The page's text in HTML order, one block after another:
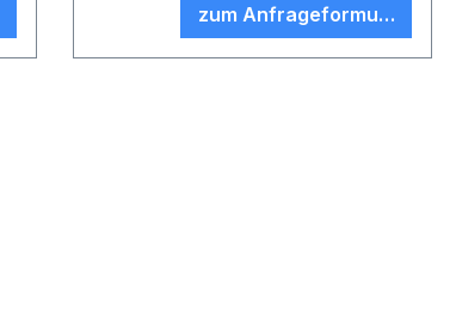
zum Anfrageformular